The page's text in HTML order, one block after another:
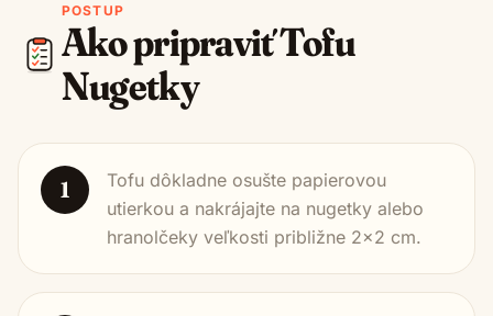
POSTUP
Ako pripraviťTofu
Nugetky
1
Tofu dôkladne osušte papierovou
utierkou a nakrájajte na nugetky alebo
hranolčeky veľkosti približne 2x2 cm.